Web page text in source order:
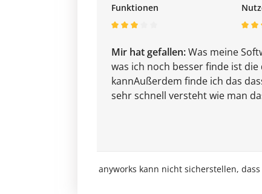
Funktionen
Mir hat gefallen:Was meine
was ich noch besser finde ist
kannAußerdem finde ich das
sehr schnell versteht wie man
anyworks kann nicht sicherstellen,